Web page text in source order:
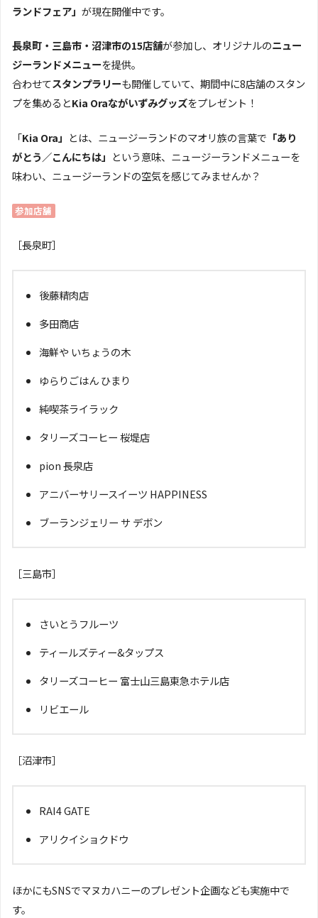
ランドフェア」 が現在開催中です。
長泉町・三島市・沼津市の15店舗が参加し、オリジナルのニュー
ジーランドメニューを提供。
合わせてスタンプラリーも開催していて、期間中に8店舗のスタン
プを集めるとKia Oraながいずみグッズをプレゼント！
「Kia Ora」 とは、ニュージーランドのマオリ族の言葉で 「あり
がとう／こんにちは」 という意味、ニュージーランドメニューを
味わい、ニュージーランドの空気を感じてみませんか？
参加店舗
［長泉町］
後藤精肉店
多田商店
海鮮や いちょうの木
ゆらりごはん ひまり
純喫茶ライラック
タリーズコーヒー 桜堤店
pion 長泉店
アニバーサリースイーツ HAPPINESS
ブーランジェリー サ デボン
［三島市］
さいとうフルーツ
ティールズティー&タップス
タリーズコーヒー 富士山三島東急ホテル店
リビエール
［沼津市］
RAI4 GATE
アリクイショクドウ
ほかにもSNSでマヌカハニーのプレゼント企画なども実施中で
す。